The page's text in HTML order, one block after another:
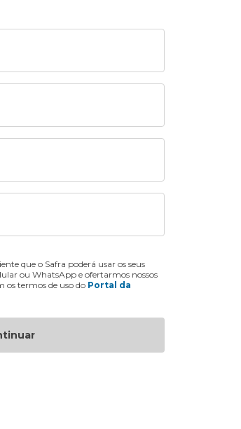
que o Safra poderá usar os seus
ou WhatsApp e ofertarmos nossos
os termos de uso do Portal da